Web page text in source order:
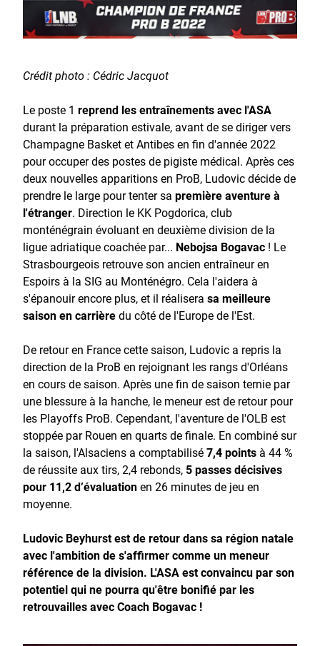
Crédit photo : Cédric Jacquot
Le poste 1 reprend les entraînements avec l'ASA
durant la préparation estivale, avant de se diriger vers
Champagne Basket et Antibes en fin d'année 2022
pour occuper des postes de pigiste médical. Après ces
deux nouvelles apparitions en ProB, Ludovic décide de
prendre le large pour tenter sa première aventure à
l'étranger. Direction le KK Pogdorica, club
monténégrain évoluant en deuxième division de la
ligue adriatique coachée par... Nebojsa Bogavac ! Le
Strasbourgeois retrouve son ancien entraîneur en
Espoirs à la SIG au Monténégro. Cela l'aidera à
s'épanouir encore plus, et il réalisera sa meilleure
saison en carrièredu côté de l'Europe de l'Est.
De retour en France cette saison, Ludovic a repris la
direction de la ProB en rejoignant les rangs d'Orléans
en cours de saison. Après une fin de saison ternie par
une blessure à la hanche, le meneur est de retour pour
les Playoffs ProB. Cependant, l'aventure de l'OLB est
stoppée par Rouen en quarts de finale. En combiné sur
la saison, l'Alsaciens a comptabilisé7,4 points à 44 %
de réussite aux tirs, 2,4 rebonds, 5 passes décisives
pour 11,2 d’évaluationen 26 minutes de jeu en
moyenne.
Ludovic Beyhurst est de retour dans sa région natale
avec l'ambition de s'affirmer comme un meneur
référence de la division. L'ASA est convaincu par son
potentiel qui ne pourra qu'être bonifié par les
retrouvailles avec Coach Bogavac !